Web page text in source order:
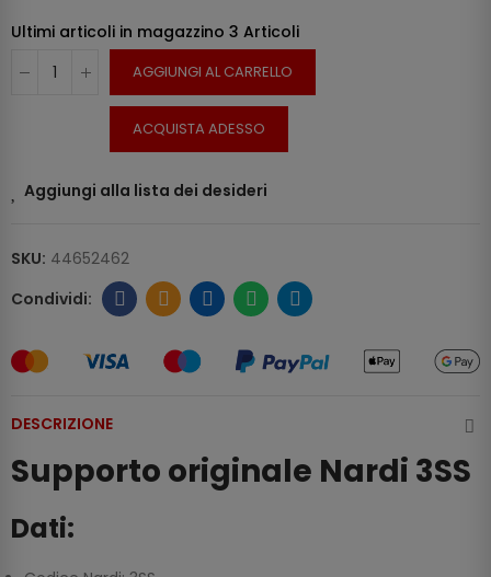
Ultimi articoli in magazzino 3 Articoli
AGGIUNGI AL CARRELLO
ACQUISTA ADESSO
Aggiungi alla lista dei desideri
SKU: 44652462
DESCRIZIONE
Supporto originale Nardi 3SS
Dati: